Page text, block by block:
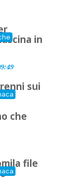
in
sui
che
file